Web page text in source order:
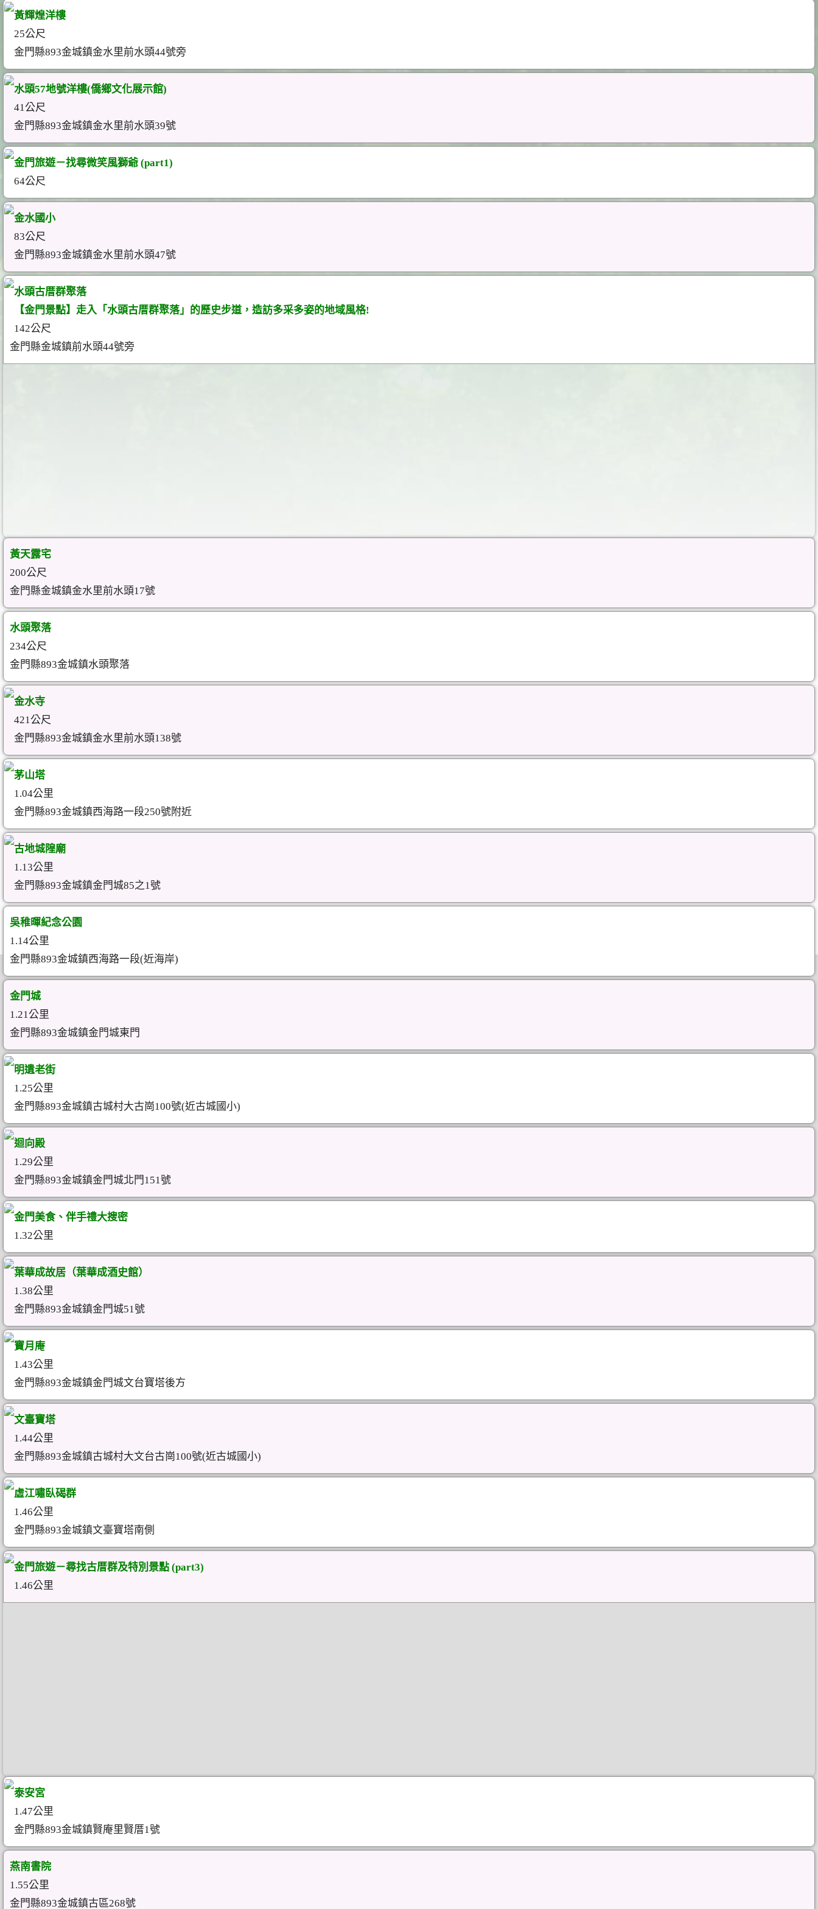
黃輝煌洋樓
25公尺
金門縣893金城鎮金水里前水頭44號旁
水頭57地號洋樓(僑鄉文化展示館)
41公尺
金門縣893金城鎮金水里前水頭39號
金門旅遊－找尋微笑風獅爺 (part1)
64公尺
金水國小
83公尺
金門縣893金城鎮金水里前水頭47號
水頭古厝群聚落
【金門景點】走入「水頭古厝群聚落」的歷史步道，造訪多采多姿的地域風格!
142公尺
金門縣金城鎮前水頭44號旁
黃天露宅
200公尺
金門縣金城鎮金水里前水頭17號
水頭聚落
234公尺
金門縣893金城鎮水頭聚落
金水寺
421公尺
金門縣893金城鎮金水里前水頭138號
茅山塔
1.04公里
金門縣893金城鎮西海路一段250號附近
古地城隍廟
1.13公里
金門縣893金城鎮金門城85之1號
吳稚暉紀念公園
1.14公里
金門縣893金城鎮西海路一段(近海岸)
金門城
1.21公里
金門縣893金城鎮金門城東門
明遺老街
1.25公里
金門縣893金城鎮古城村大古崗100號(近古城國小)
迴向殿
1.29公里
金門縣893金城鎮金門城北門151號
金門美食、伴手禮大搜密
1.32公里
葉華成故居（葉華成酒史館）
1.38公里
金門縣893金城鎮金門城51號
寶月庵
1.43公里
金門縣893金城鎮金門城文台寶塔後方
文臺寶塔
1.44公里
金門縣893金城鎮古城村大文台古崗100號(近古城國小)
虛江嘯臥碣群
1.46公里
金門縣893金城鎮文臺寶塔南側
金門旅遊－尋找古厝群及特別景點 (part3)
1.46公里
泰安宮
1.47公里
金門縣893金城鎮賢庵里賢厝1號
燕南書院
1.55公里
金門縣893金城鎮古區268號